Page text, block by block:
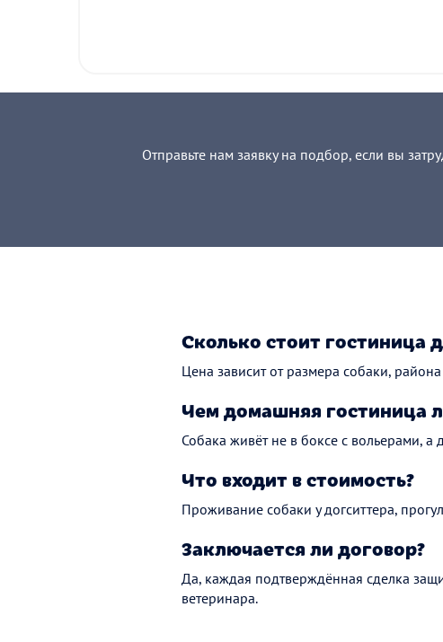
Отправьте нам заявку на подбор, если вы
Сколько стоит гостиница
Цена зависит от размера собаки,
Чем домашняя гостиница
Собака живёт не в боксе с вольерами, а
Что входит в стоимость?
Проживание собаки у догситтера,
Заключается ли договор?
Да, каждая подтверждённая сделка
ветеринара.